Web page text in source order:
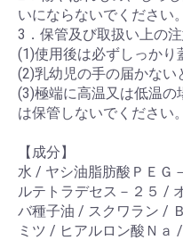
いにならないでください。
3．保管及び取扱い上の
(1)使用後は必ずしっかり
(2)乳幼児の手の届かない
(3)極端に高温又は低温の
は保管しないでください。
【成分】
水 / ヤシ油脂肪酸ＰＥＧ
ルテトラデセス－２５ /
バ種子油 / スクワラン /
ミツ / ヒアルロン酸Ｎａ